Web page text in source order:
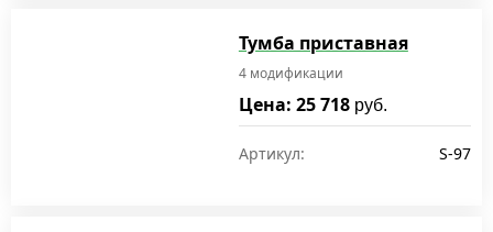
Тумба приставная
4 модификации
Цена: 25 718 руб.
Артикул: S-97